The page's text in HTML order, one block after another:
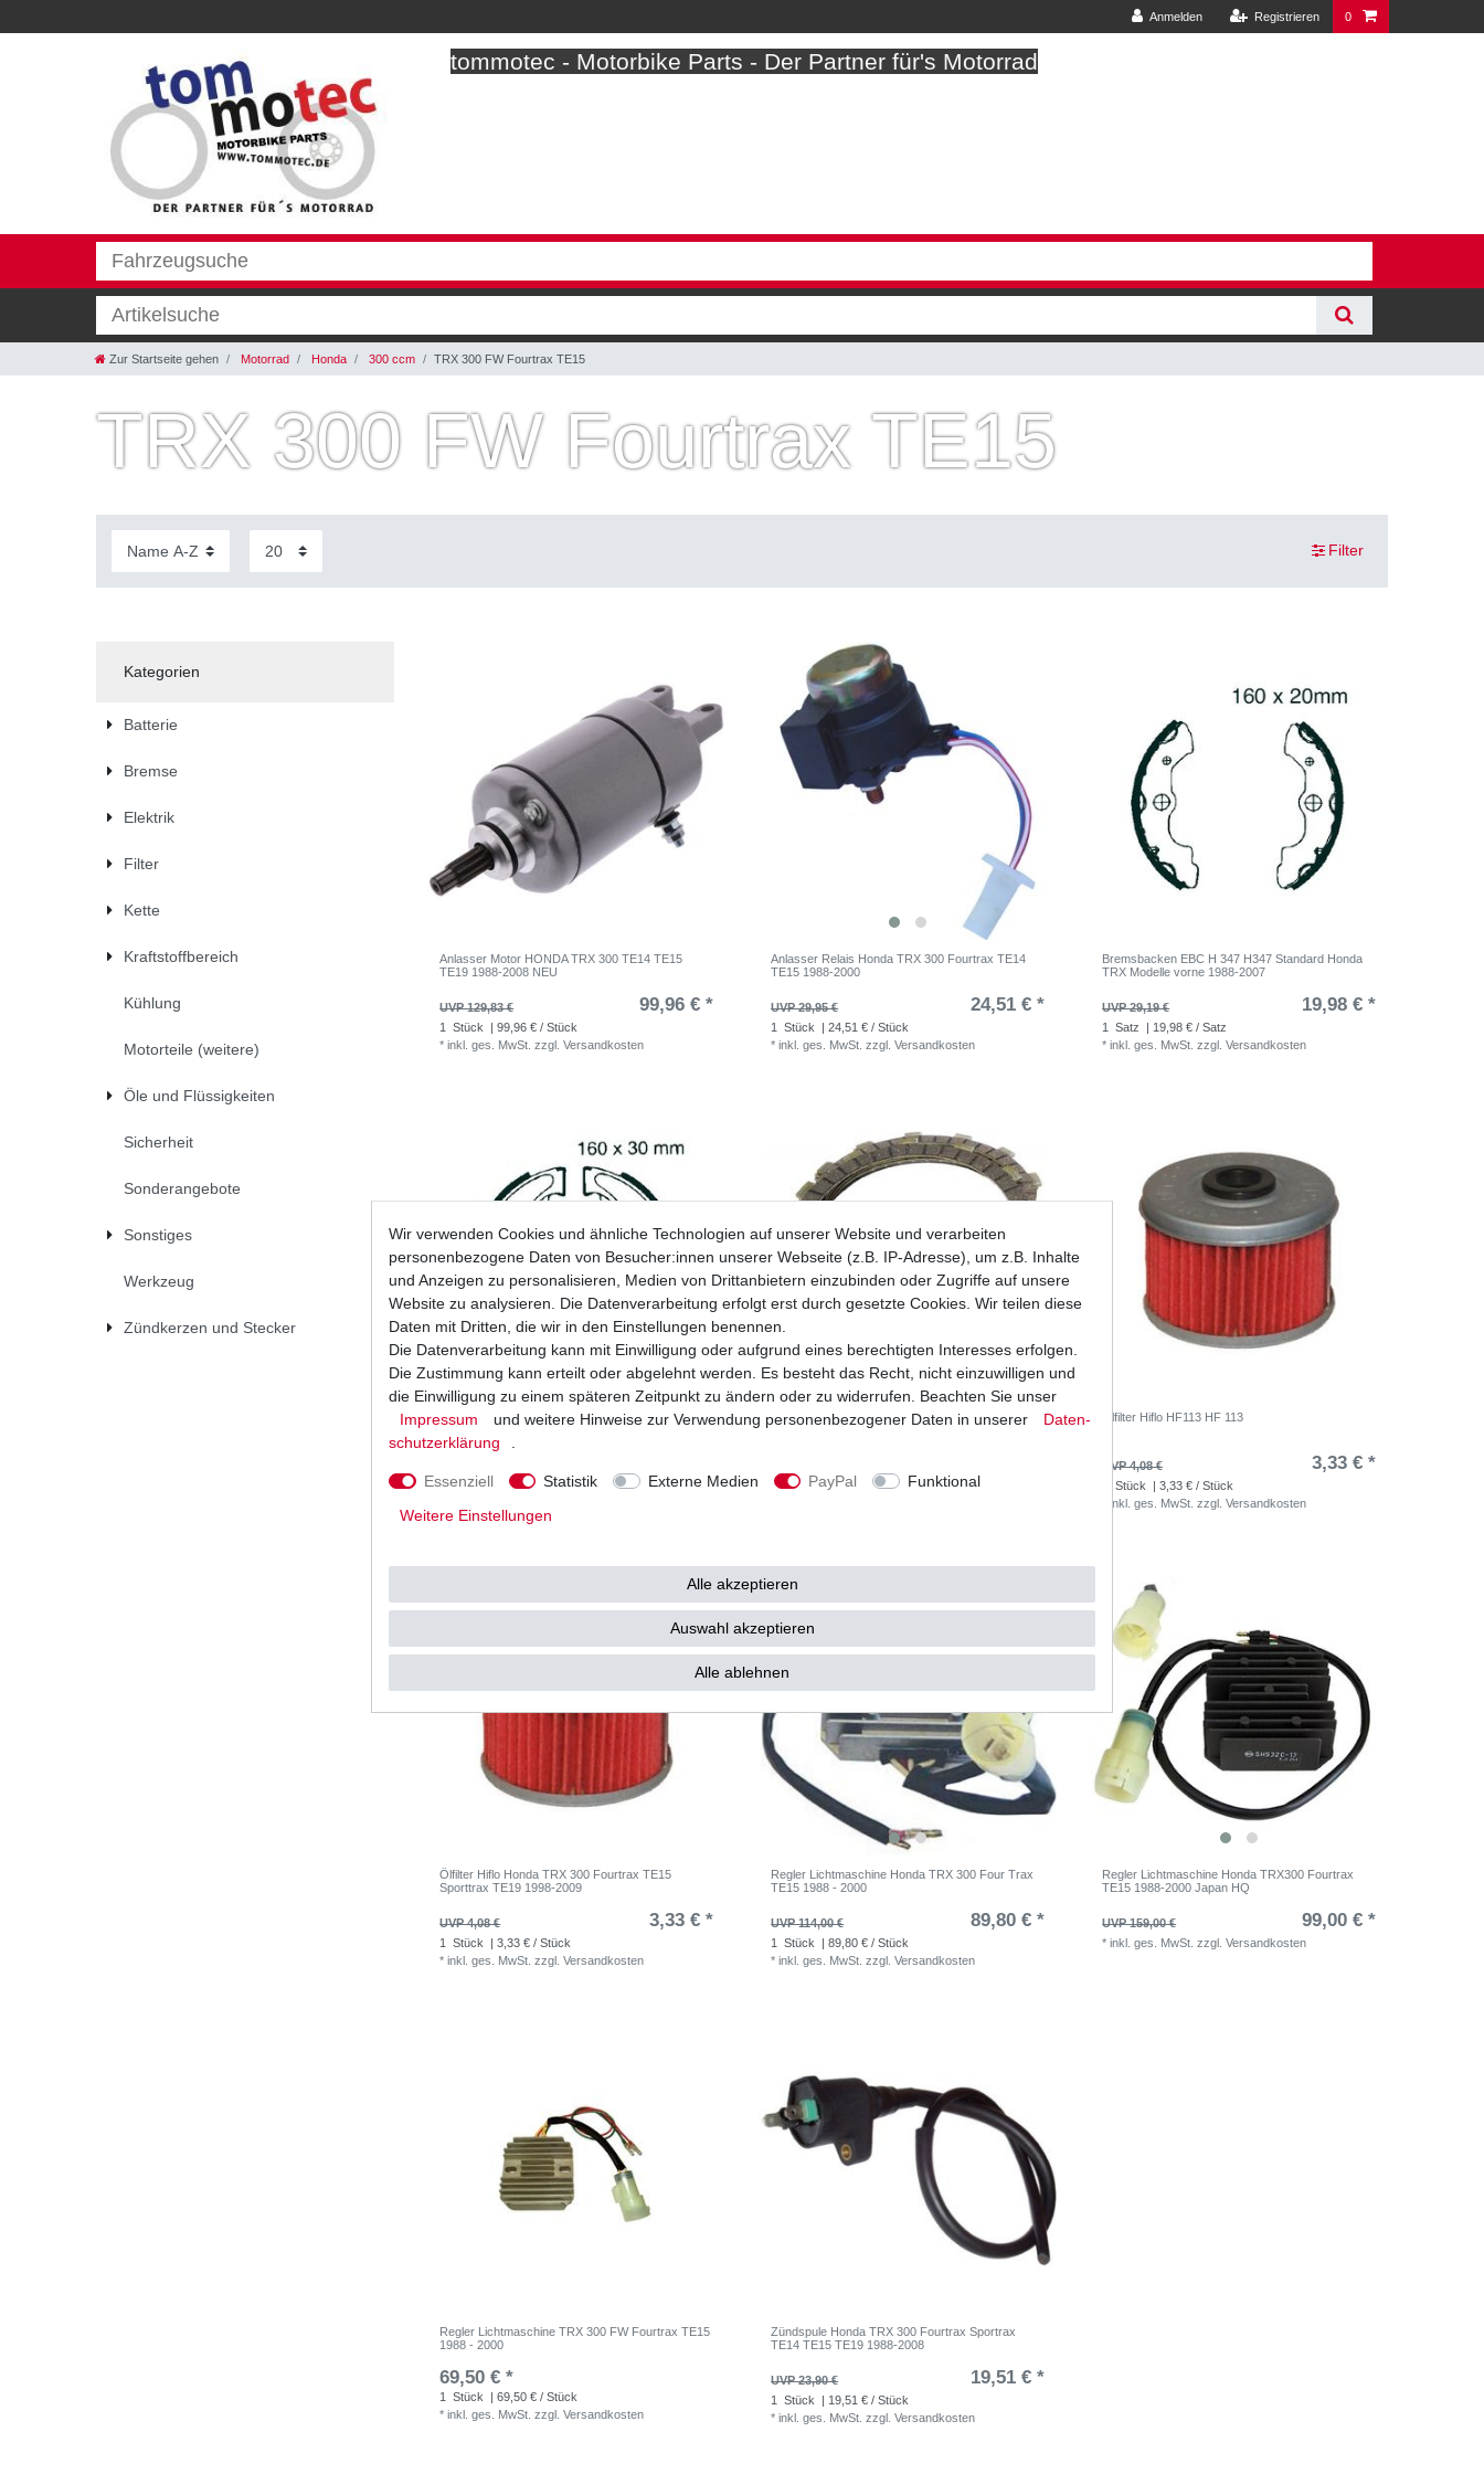
Anmelden Registrieren 0
tommotec - Motorbike Parts - Der Partner für's Motorrad
Zur Startseite gehen Motorrad Honda 300 ccm TRX 300 FW Fourtrax TE15
TRX 300 FW Fourtrax TE15
Filter
Kategorien
Batterie
Bremse
Elektrik
Filter
Kette
Kraftstoffbereich
Kühlung
Motorteile (weitere)
Öle und Flüssigkeiten
Sicherheit
Sonderangebote
Sonstiges
Werkzeug
Zündkerzen und Stecker
Anlasser Motor HONDA TRX 300 TE14 TE15
TE19 1988-2008 NEU
UVP 129,83 € 99,96 € *
1 Stück
| 99,96 € / Stück
*inkl. ges. MwSt. zzgl.Versandkosten
Anlasser Relais Honda TRX 300 Fourtrax TE14
TE15 1988-2000
UVP 29,95 € 24,51 € *
1 Stück
| 24,51 € / Stück
*inkl. ges. MwSt. zzgl.Versandkosten
Bremsbacken EBC H 347 H347 Standard Honda
TRX Modelle vorne 1988-2007
UVP 29,19 € 19,98 € *
1 Satz
| 19,98 € / Satz
*inkl. ges. MwSt. zzgl.Versandkosten
Bremsbacken hinten EBC H 315 H315
1 Satz | 36,97 € / Satz
Kupplung EBC Honda TRX 300 FW Fourtrax TE15
1 Satz
| 47,78 € / Satz
Ölfilter Hiflo HF113 HF 113
UVP 4,08 € 3,33 € *
Stück
| 3,33 € / Stück
inkl. ges. MwSt. zzgl.Versandkosten
Ölfilter Hiflo Honda TRX 300 Fourtrax TE15
Sporttrax TE19 1998-2009
UVP 4,08 € 3,33 € *
1 Stück
| 3,33 € / Stück
*inkl. ges. MwSt. zzgl.Versandkosten
Regler Lichtmaschine Honda TRX 300 Four Trax
TE15 1988 - 2000
UVP 114,00 € 89,80 € *
1 Stück
| 89,80 € / Stück
*inkl. ges. MwSt. zzgl.Versandkosten
Regler Lichtmaschine Honda TRX300 Fourtrax
TE15 1988-2000 Japan HQ
UVP 159,00 € 99,00 € *
*inkl. ges. MwSt. zzgl.Versandkosten
Regler Lichtmaschine TRX 300 FW Fourtrax TE15
1988 - 2000
69,50 € *
1 Stück
| 69,50 € / Stück
*inkl. ges. MwSt. zzgl.Versandkosten
Zündspule Honda TRX 300 Fourtrax Sportrax
TE14 TE15 TE19 1988-2008
UVP 23,90 € 19,51 € *
1 Stück
| 19,51 € / Stück
*inkl. ges. MwSt. zzgl.Versandkosten
Wir verwenden Cookies und ähnliche Technologien auf unserer Website und verarbeiten
personenbezogene Daten von Besucher:innen unserer Webseite (z.B. IP-Adresse), um z.B. Inhalte
und Anzeigen zu personalisieren, Medien von Drittanbietern einzubinden oder Zugriffe auf unsere
Website zu analysieren. Die Datenverarbeitung erfolgt erst durch gesetzte Cookies. Wir teilen diese
Daten mit Dritten, die wir in den Einstellungen benennen.
Die Datenverarbeitung kann mit Einwilligung oder aufgrund eines berechtigten Interesses erfolgen.
Die Zustimmung kann erteilt oder abgelehnt werden. Es besteht das Recht, nicht einzuwilligen und
die Einwilligung zu einem späteren Zeitpunkt zu ändern oder zu widerrufen. Beachten Sie unser
Impressum
und weitere Hinweise zur Verwendung personenbezogener Daten in unserer
Daten­
schutz­erklärung
Essenziell Statistik Externe Medien PayPal
Funktional
Weitere Einstellungen
Alle akzeptieren
Auswahl akzeptieren
Alle ablehnen